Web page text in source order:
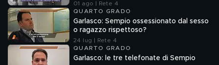
01 ago | Rete 4
QUARTO GRADO
Garlasco: Sempio ossessionato dal sesso
o ragazzo rispettoso?
24 lug | Rete 4
QUARTO GRADO
Garlasco: le tre telefonate di Sempio